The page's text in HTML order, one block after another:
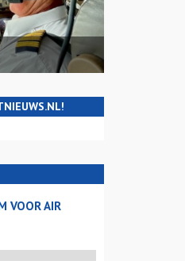
VOOR AIR